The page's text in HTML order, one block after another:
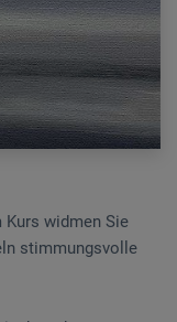
widmen Sie
stimmungsvolle